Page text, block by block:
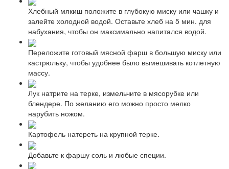
Хлебный мякиш положите в глубокую миску или чашку и
залейте холодной водой. Оставьте хлеб на 5 мин. для
набухания, чтобы он максимально напитался водой.
Переложите готовый мясной фарш в большую миску или
кастрюльку, чтобы удобнее было вымешивать котлетную
массу.
Лук натрите на терке, измельчите в мясорубке или
блендере. По желанию его можно просто мелко
нарубить ножом.
Картофель натереть на крупной терке.
Добавьте к фаршу соль и любые специи.